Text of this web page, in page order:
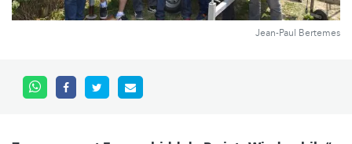
Jean-Paul Bertemes